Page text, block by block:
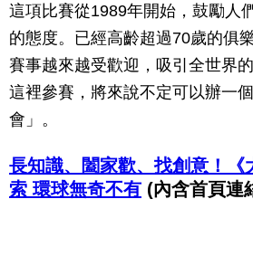
這項比賽從1989年開始，鼓勵人
的態度。已經高齡超過70歲的俱
賽事越來越受歡迎，吸引全世界
這裡參賽，將來說不定可以辦一
會」。
長知識、闔家歡、找創意！《
索 環球無奇不有 (內含首頁連